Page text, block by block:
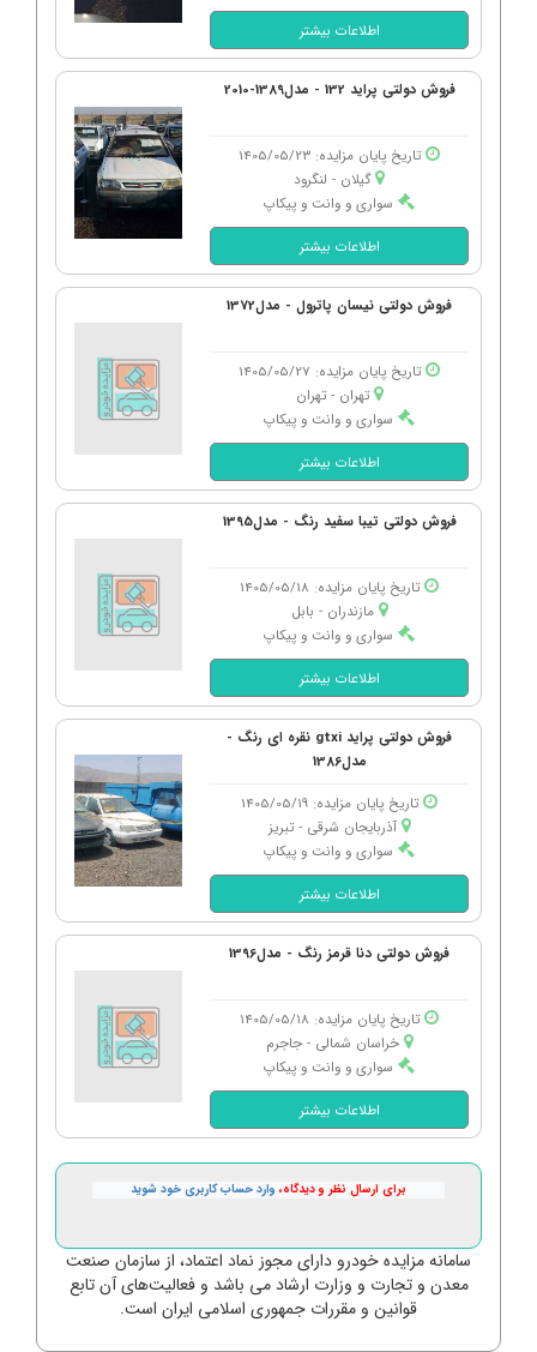
اطلاعات بیشتر
فروش دولتی پراید 132 - مدل1389-2010
تاریخ پایان مزایده: 1405/05/23
گیلان - لنگرود
سواری و وانت و پیکاپ
اطلاعات بیشتر
فروش دولتی نیسان پاترول - مدل1372
تاریخ پایان مزایده: 1405/05/27
تهران - تهران
سواری و وانت و پیکاپ
اطلاعات بیشتر
فروش دولتی تیبا سفید رنگ - مدل1395
تاریخ پایان مزایده: 1405/05/18
مازندران - بابل
سواری و وانت و پیکاپ
اطلاعات بیشتر
فروش دولتی پراید gtxi نقره ای رنگ -
مدل1386
تاریخ پایان مزایده: 1405/05/19
آذربایجان شرقی - تبریز
سواری و وانت و پیکاپ
اطلاعات بیشتر
فروش دولتی دنا قرمز رنگ - مدل1396
تاریخ پایان مزایده: 1405/05/18
خراسان شمالی - جاجرم
سواری و وانت و پیکاپ
اطلاعات بیشتر
برای ارسال نظر و دیدگاه، وارد حساب کاربری خود شوید
سامانه مزایده خودرو دارای مجوز نماد اعتماد، از سازمان صنعت
معدن و تجارت و وزارت ارشاد می باشد و فعالیت‌های آن تابع
قوانین و مقررات جمهوری اسلامی ایران است.